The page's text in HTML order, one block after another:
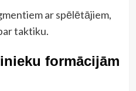
ar spēlētājiem,
taktiku.
formācijām